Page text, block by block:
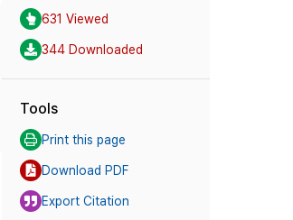
631 Viewed
344 Downloaded
Tools
Print this page
Download PDF
Export Citation